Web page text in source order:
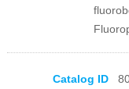
Catalog ID